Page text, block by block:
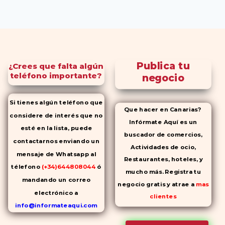
¿Crees que falta algún
teléfono importante?
Si tienes algún teléfono que
considere de interés que no
esté en la lista, puede
contactarnos enviando un
mensaje de Whatsapp al
télefono (+34)644808044 ó
mandando un correo
electrónico a
info@informateaqui.com
Mientras que antes la
Publica tu
negocio
Que hacer en Canarias?
Infórmate Aquí es un
buscador de comercios,
Actividades de ocio,
Restaurantes, hoteles, y
mucho más. Registra tu
negocio gratis y atrae a mas
clientes